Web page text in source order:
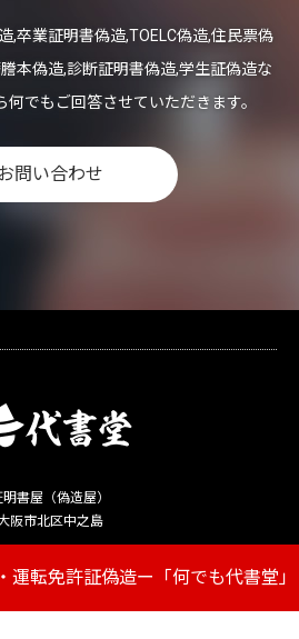
,卒業証明書偽造,TOELC偽造,住民票偽
本偽造,診断証明書偽造,学生証偽造な
でもご回答させていただきます。
問い合わせ
明書屋（偽造屋）
阪市北区中之島
運転免許証偽造ー「何でも代書堂」